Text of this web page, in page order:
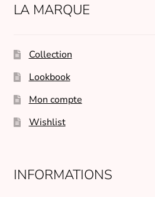
LA MARQUE
Collection
Lookbook
Mon compte
Wishlist
INFORMATIONS